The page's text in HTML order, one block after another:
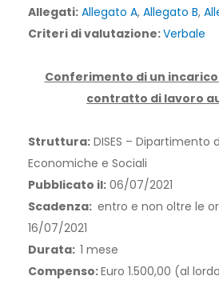
Allegati: Allegato A, Allegato B,
Criteri di valutazione:Verbale
Conferimento di un
contratto di lavoro
Struttura: DISES – Dipartimento
Economiche e Sociali
Pubblicato il: 06/07/2021
Scadenza: entro e non oltre le
16/07/2021
Durata: 1 mese
Compenso:Euro 1.500,00 (al